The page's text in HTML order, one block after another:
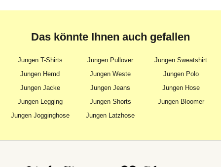
Das könnte Ihnen auch gefallen
Jungen T-Shirts Jungen Pullover
Jungen Sweatshirt
Jungen Hemd
Jungen Weste
Jungen Polo
Jungen Jacke
Jungen Jeans
Jungen Hose
Jungen Legging
Jungen Shorts
Jungen Bloomer
Jungen Jogginghose
Jungen Latzhose